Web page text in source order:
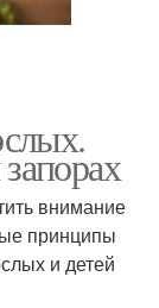
внимание
принципы
и детей